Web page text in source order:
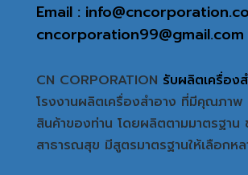
Email :
cncorporation99@gmail.com
CN CORPORATION รับผลิตเครื่อง
โรงงานผลิตเครื่องสำอาง ที่มีคุณภาพ
สินค้าของท่าน โดยผลิตตามมาตรฐาน
สาธารณสุข มีสูตรมาตรฐานให้เลือกห